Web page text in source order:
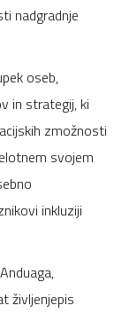
nadgradnje
oseb,
in strategij, ki
zmožnosti
svojem
inkluziji
življenjepis